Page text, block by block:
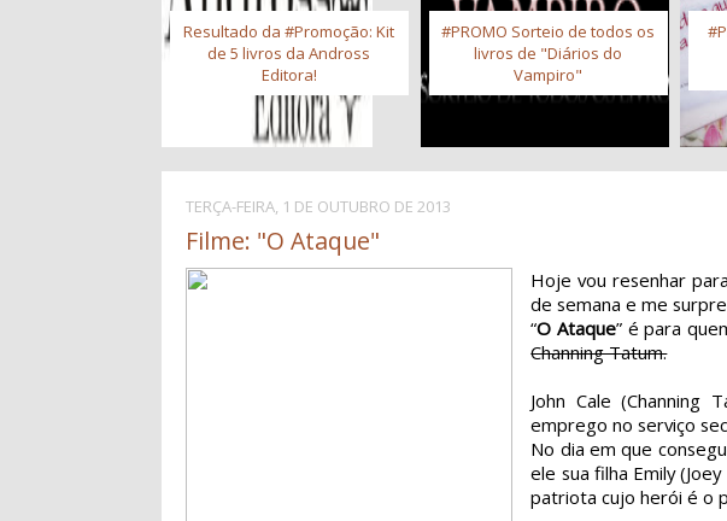
Resultado da #Promoção: Kit
de 5 livros da Andross
Editora!
#PROMO Sorteio de todos os
livros de "Diários do
Vampiro"
TERÇA-FEIRA, 1 DE OUTUBRO DE 2013
Filme: "O Ataque"
Hoje vou resenhar
de semana e me
“O Ataque” é para
Channing Tatum.
John Cale (Channing
emprego no serviço
No dia em que
ele sua filha Emily
patriota cujo herói é o